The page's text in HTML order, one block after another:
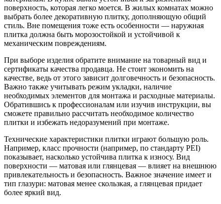
поверхность, которая легко моется. В жилых комнатах можно
выбрать более декоративную плитку, дополняющую общий
стиль. Вне помещения тоже есть особенности — наружная
плитка должна быть морозостойкой и устойчивой к
механическим повреждениям.
При выборе изделия обратите внимание на товарный вид и
сертификаты качества продавца. Не стоит экономить на
качестве, ведь от этого зависит долговечность и безопасность.
Важно также учитывать режим укладки, наличие
необходимых элементов для монтажа и расходные материалы.
Обратившись к профессионалам или изучив инструкции, вы
сможете правильно рассчитать необходимое количество
плитки и избежать недоразумений при монтаже.
Технические характеристики плитки играют большую роль.
Например, класс прочности (например, по стандарту PEI)
показывает, насколько устойчива плитка к износу. Вид
поверхности — матовая или глянцевая — влияет на внешнюю
привлекательность и безопасность. Важное значение имеет и
тип глазури: матовая менее скользкая, а глянцевая придает
более яркий вид.